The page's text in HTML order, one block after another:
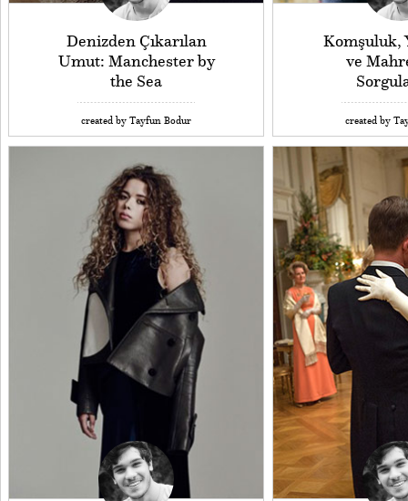
Denizden Çıkarılan
Umut: Manchester by
the Sea
created by Tayfun Bodur
Komşuluk,
ve
created by